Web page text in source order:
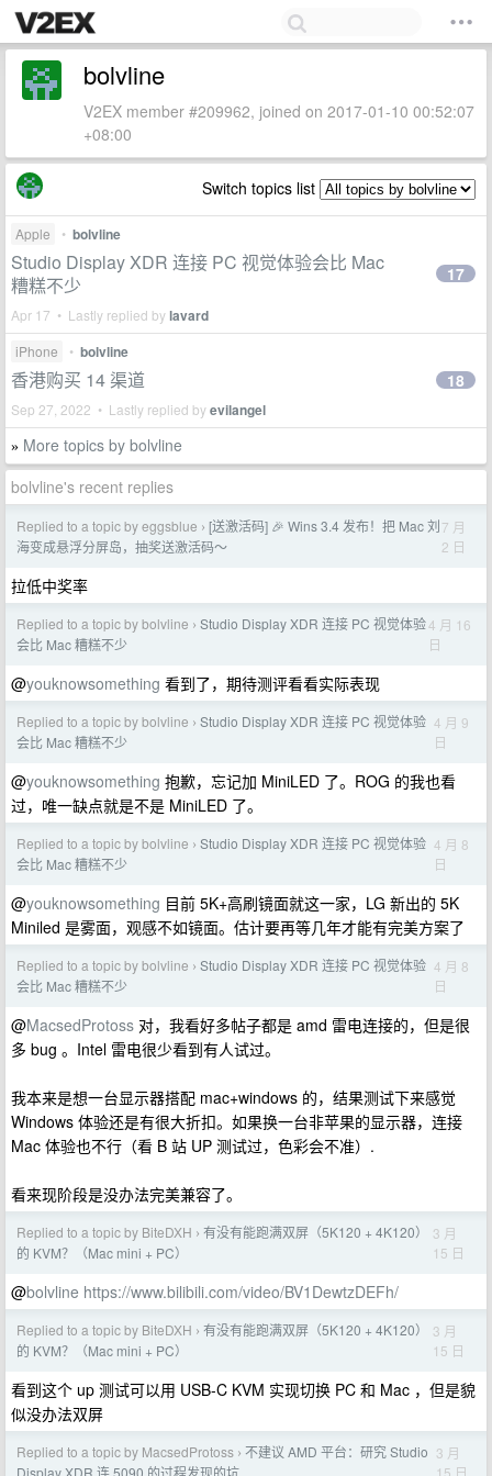
bolvline
V2EX member #209962, joined on 2017-01-10 00:52:07
+08:00
Switch topics list
Apple • bolvline
Studio Display XDR 连接 PC 视觉体验会比 Mac
糟糕不少
Apr 17 • Lastly replied bylavard
17
iPhone • bolvline
香港购买 14 渠道
Sep 27, 2022 • Lastly replied byevilangel
18
» More topics by bolvline
bolvline's recent replies
Replied to a topic by eggsblue › [送激活码] 🎉 Wins 3.4 发布！把 Mac 刘
海变成悬浮分屏岛，抽奖送激活码～
7 月
2 日
拉低中奖率
Replied to a topic by bolvline › Studio Display XDR 连接 PC 视觉体验
会比 Mac 糟糕不少
4 月 16
日
@youknowsomething 看到了，期待测评看看实际表现
Replied to a topic by bolvline › Studio Display XDR 连接 PC 视觉体验
会比 Mac 糟糕不少
4 月 9
日
@youknowsomething 抱歉，忘记加 MiniLED 了。ROG 的我也看
过，唯一缺点就是不是 MiniLED 了。
Replied to a topic by bolvline › Studio Display XDR 连接 PC 视觉体验
会比 Mac 糟糕不少
4 月 8
日
@youknowsomething 目前 5K+高刷镜面就这一家，LG 新出的 5K
Miniled 是雾面，观感不如镜面。估计要再等几年才能有完美方案了
Replied to a topic by bolvline › Studio Display XDR 连接 PC 视觉体验
会比 Mac 糟糕不少
4 月 8
日
@MacsedProtoss 对，我看好多帖子都是 amd 雷电连接的，但是很
多 bug 。Intel 雷电很少看到有人试过。
我本来是想一台显示器搭配 mac+windows 的，结果测试下来感觉
Windows 体验还是有很大折扣。如果换一台非苹果的显示器，连接
Mac 体验也不行（看 B 站 UP 测试过，色彩会不准）.
看来现阶段是没办法完美兼容了。
Replied to a topic by BiteDXH › 有没有能跑满双屏（5K120 + 4K120）
的 KVM？（Mac mini + PC）
3 月
15 日
@bolvline https://www.bilibili.com/video/BV1DewtzDEFh/
Replied to a topic by BiteDXH › 有没有能跑满双屏（5K120 + 4K120）
的 KVM？（Mac mini + PC）
3 月
15 日
看到这个 up 测试可以用 USB-C KVM 实现切换 PC 和 Mac ，但是貌
似没办法双屏
Replied to a topic by MacsedProtoss › 不建议 AMD 平台：研究 Studio
Display XDR 连 5090 的过程发现的坑
3 月
15 日